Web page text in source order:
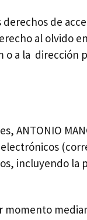
derechos de
al olvido
o a la dirección
ANTONIO
incluyendo la
momento